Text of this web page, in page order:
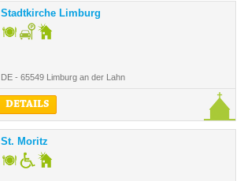
Stadtkirche Limburg
DE - 65549 Limburg an der Lahn
DETAILS
St. Moritz